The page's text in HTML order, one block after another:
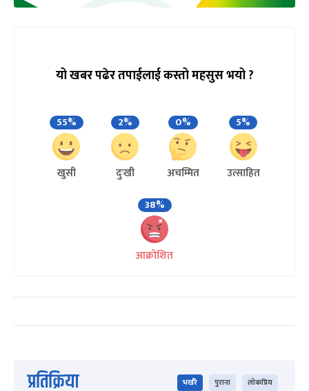
यो खबर पढेर तपाईलाई कस्तो महसुस भयो ?
55%
खुसी
2%
दुःखी
0%
अचम्मित
5%
उत्साहित
38%
आक्रोशित
प्रतिक्रिया भर्खरै पुराना लोकप्रिय